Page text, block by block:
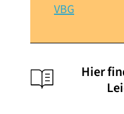
VBG
Hier